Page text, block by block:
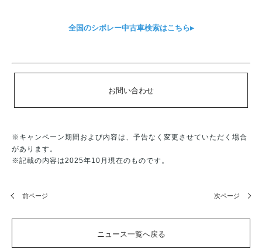
全国のシボレー中古車検索はこちら▸
お問い合わせ
※キャンペーン期間および内容は、予告なく変更させていただく場合
があります。
※記載の内容は2025年10月現在のものです。
前ページ 次ページ
ニュース一覧へ戻る